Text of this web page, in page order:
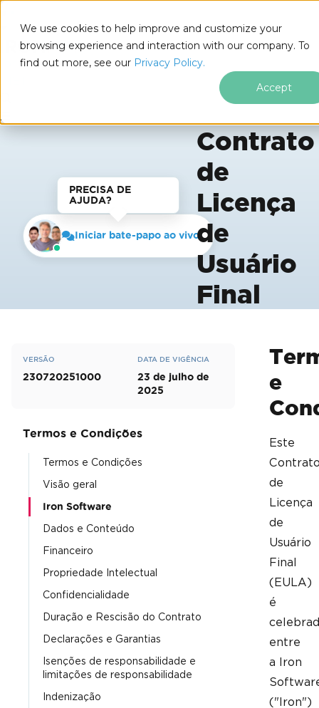
We use cookies to help improve and customize your
browsing experience and interaction with our company. To
find out more, see our Privacy Policy.
Accept
PRECISA DE
AJUDA?
Iniciar bate-papo ao vivo
Contrato
de
Licença
de
Usuário
Final
VERSÃO
230720251000
DATA DE VIGÊNCIA
23 de julho de
2025
Termos e Condições
Termos e Condições
Visão geral
Iron Software
Dados e Conteúdo
Financeiro
Propriedade Intelectual
Confidencialidade
Duração e Rescisão do Contrato
Declarações e Garantias
Isenções de responsabilidade e
limitações de responsabilidade
Indenização
e
Este
de
Licença
de
Usuário
Final
(EULA)
é
entre
a Iron
("Iron")